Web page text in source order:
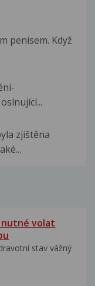
penisem. Když
zjištěna
nutné volat
stav vážný